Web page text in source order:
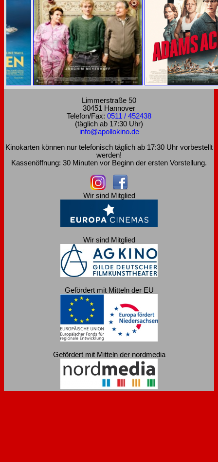
Limmerstraße 50
30451 Hannover
Telefon/Fax: 0511 / 452438
(täglich ab 17:30 Uhr)
info@apollokino.de
Kinokarten können nur telefonisch täglich ab 17:30 Uhr vorbestellt
werden!
Kassenöffnung: 30 Minuten vor Beginn der ersten Vorstellung.
Wir sind Mitglied
Wir sind Mitglied
Gefördert mit Mitteln der EU
Gefördert mit Mitteln der nordmedia